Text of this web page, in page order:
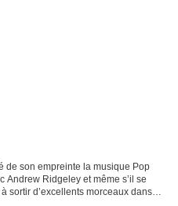
de son empreinte la musique Pop
Andrew Ridgeley et même s’il se
sortir d’excellents morceaux dans